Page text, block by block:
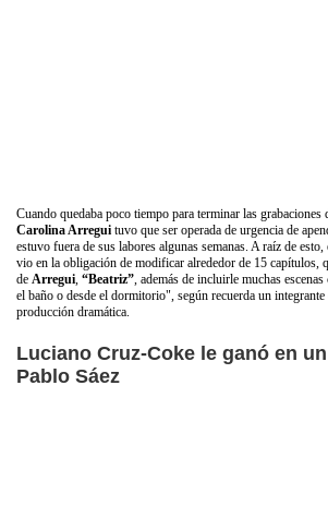
Cuando quedaba poco tiempo para terminar las grabaciones
Carolina Arregui tuvo que ser operada de urgencia de
estuvo fuera de sus labores algunas semanas. A raíz de
vio en la obligación de modificar alrededor de 15 capítulos,
de Arregui, “Beatriz”, además de incluirle muchas
el baño o desde el dormitorio", según recuerda un
producción dramática.
Luciano Cruz-Coke le ganó en
Pablo Sáez